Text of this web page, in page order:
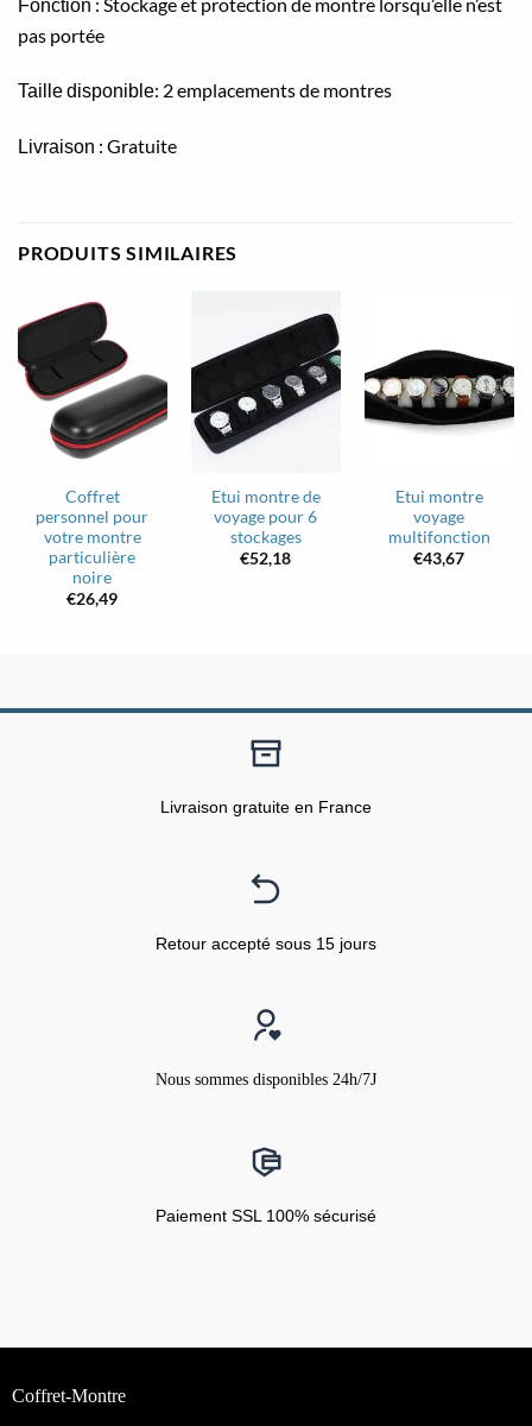
Fonction : Stockage et protection de montre lorsqu’elle n’est
pas portée
Tailledisponible: 2 emplacements de montres
Livraison : Gratuite
PRODUITS SIMILAIRES
Coffret
personnel pour
votre montre
particulière
noire
€26,49
Etui montre de
voyage pour 6
stockages
€52,18
Etui montre
voyage
multifonction
€43,67
Livraison gratuite en France
Retour accepté sous 15 jours
Nous sommes disponibles 24h/7J
Paiement SSL 100% sécurisé
Coffret-Montre